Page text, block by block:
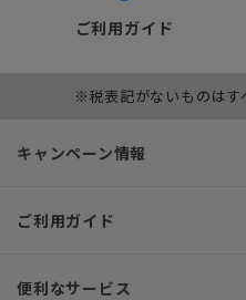
ご利用ガイド
※税表記がないものはす
キャンペーン情報
ご利用ガイド
便利なサービス